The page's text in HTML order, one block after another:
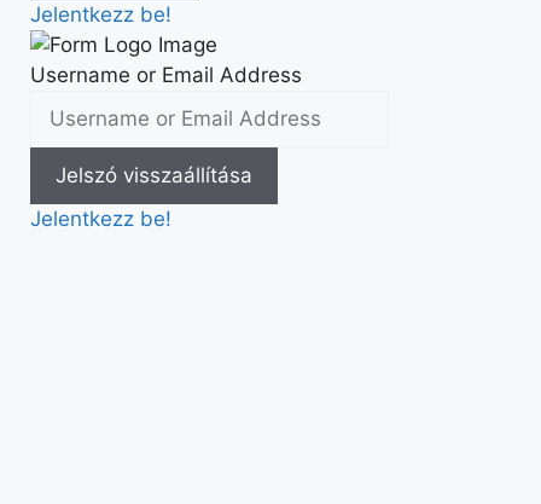
Jelentkezz be!
Username or Email Address
Jelentkezz be!